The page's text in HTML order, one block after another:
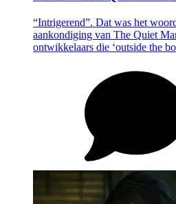
“Intrigerend”. Dat was het
aankondiging van The Quiet
ontwikkelaars die ‘outside the